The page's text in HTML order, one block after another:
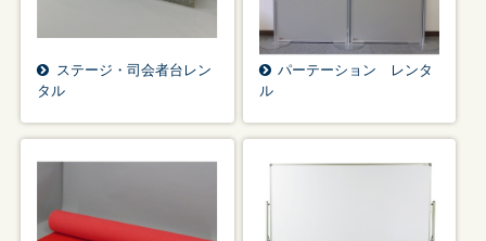
ステージ・司会者台レン
タル
パーテーション レンタ
ル